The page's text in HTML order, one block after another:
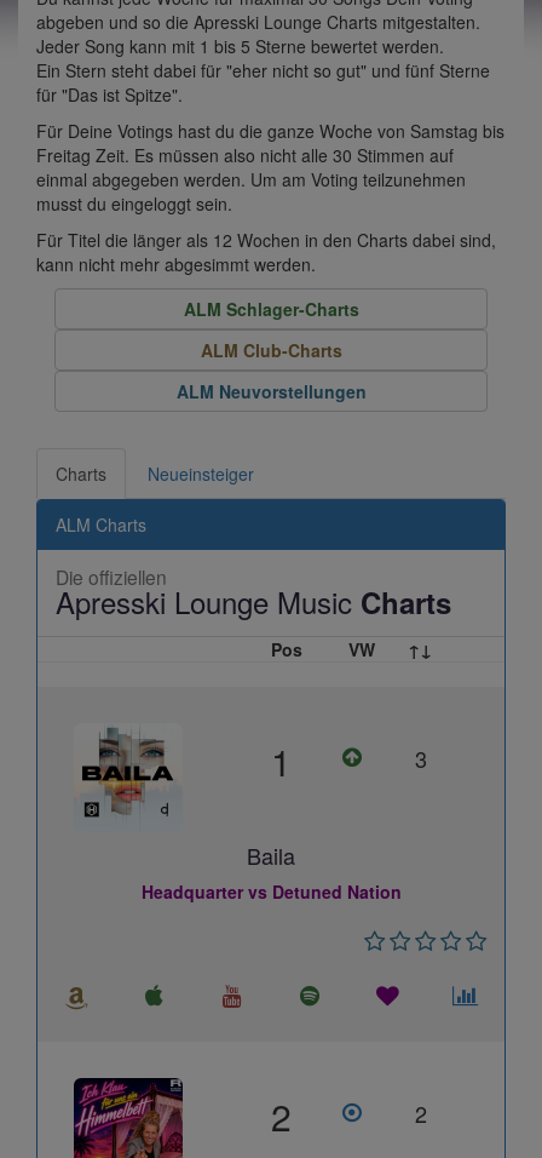
abgeben und so die Apresski Lounge Charts mitgestalten.
Jeder Song kann mit 1 bis 5 Sterne bewertet werden.
Ein Stern steht dabei für "eher nicht so gut" und fünf Sterne
für "Das ist Spitze".
Für Deine Votings hast du die ganze Woche von Samstag bis
Freitag Zeit. Es müssen also nicht alle 30 Stimmen auf
einmal abgegeben werden. Um am Voting teilzunehmen
musst du eingeloggt sein.
Für Titel die länger als 12 Wochen in den Charts dabei sind,
kann nicht mehr abgesimmt werden.
ALM Schlager-Charts
ALM Club-Charts
ALM Neuvorstellungen
Charts Neueinsteiger
ALM Charts
Die offiziellen
Apresski Lounge Music Charts
Pos VW ↑↓
1 3
Baila
Headquarter vs Detuned Nation
2 2